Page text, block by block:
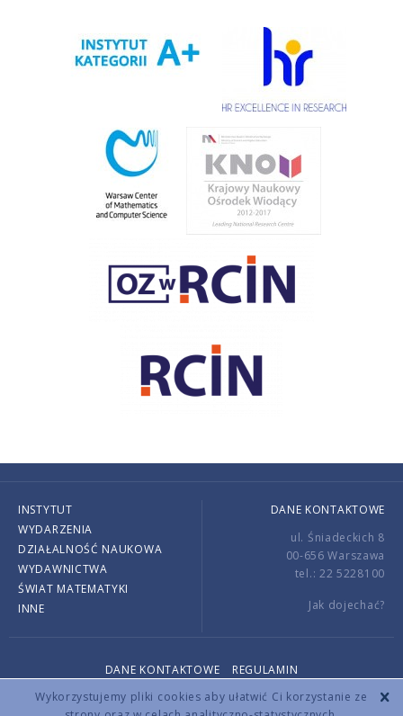
Wykorzystujemy pliki cookies aby ułatwić Ci korzystanie ze
INSTYTUT
WYDARZENIA
DZIAŁALNOŚĆ NAUKOWA
WYDAWNICTWA
ŚWIAT MATEMATYKI
INNE
DANE KONTAKTOWE
ul. Śniadeckich 8
00-656 Warszawa
tel.: 22 5228100
Jak dojechać?
DANE KONTAKTOWE
REGULAMIN
Copyright © 2026 by IMPAN. All rights reserved.